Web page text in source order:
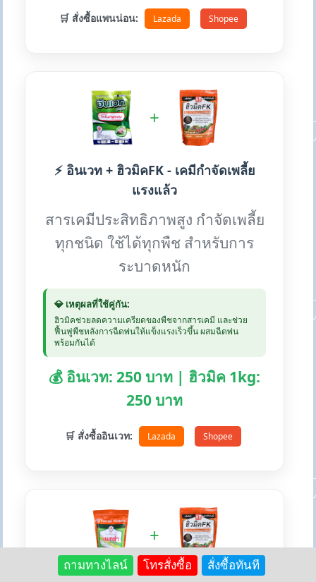
🛒 สั่งซื้อแพนน่อน: Lazada Shopee
+
⚡ อินเวท + ฮิวมิคFK - เคมีกำจัดเพลี้ย
แรงแล้ว
สารเคมีประสิทธิภาพสูง กำจัดเพลี้ย
ทุกชนิด ใช้ได้ทุกพืช สำหรับการ
ระบาดหนัก
💎 เหตุผลที่ใช้คู่กัน:
ฮิวมิคช่วยลดความเครียดของพืชจากสารเคมี และช่วย
ฟื้นฟูพืชหลังการฉีดพ่นให้แข็งแรงเร็วขึ้น ผสมฉีดพ่น
พร้อมกันได้
💰 อินเวท: 250 บาท | ฮิวมิค 1kg:
250 บาท
🛒 สั่งซื้ออินเวท: Lazada Shopee
+
ถามทางไลน์ โทรสั่งซื้อ สั่งซื้อทันที